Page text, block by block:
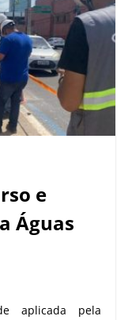
e
Águas
aplicada pela